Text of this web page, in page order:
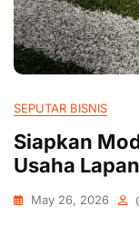
SEPUTAR BISNIS
Siapkan
Usaha
May 26, 2026